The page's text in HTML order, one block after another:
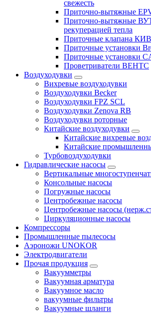
свежесть
Приточно-вытяжные
Приточно-вытяжные
рекуперацией тепла
Приточные клапана
Приточные установки
Приточные установки
Проветриватели ВЕНТС
Воздуходувки
Вихревые воздуходувки
Воздуходувки Becker
Воздуходувки FPZ SCL
Воздуходувки Zenova RB
Воздуходувки роторные
Китайские воздуходувки
Китайские вихревые
Китайские
Турбовоздуходувки
Гидравлические насосы
Вертикальные
Консольные насосы
Погружные насосы
Центробежные насосы
Центробежные насосы
Циркуляционные насосы
Компрессоры
Промышленные пылесосы
Аэроножи UNOKOR
Электродвигатели
Прочая продукция
Вакуумметры
Вакуумная арматура
Вакуумное масло
вакуумные фильтры
Вакуумные шланги